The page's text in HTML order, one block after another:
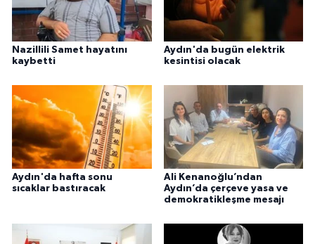
Nazillili Samet hayatını
kaybetti
Aydın'da bugün elektrik
kesintisi olacak
Aydın'da hafta sonu
sıcaklar bastıracak
Ali Kenanoğlu’ndan
Aydın’da çerçeve yasa ve
demokratikleşme mesajı